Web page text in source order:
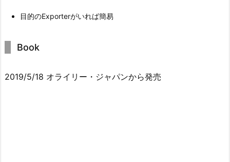
目的のExporterがいれば簡易
Book
2019/5/18 オライリー・ジャパンから発売